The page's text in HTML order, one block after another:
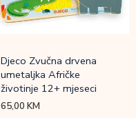
Djeco Zvučna drvena
umetaljka Afričke
životinje 12+ mjeseci
65,00KM